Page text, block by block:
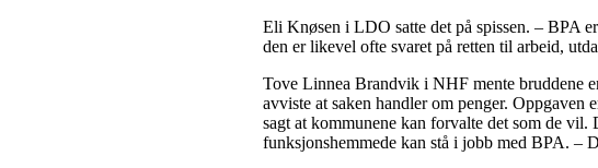
Eli Knøsen i LDO satte det på spissen. – BPA
den er likevel ofte svaret på retten til arbeid,
Tove Linnea Brandvik i NHF mente bruddene
avviste at saken handler om penger.
sagt at kommunene kan forvalte det som de
funksjonshemmede kan stå i jobb med BPA. –